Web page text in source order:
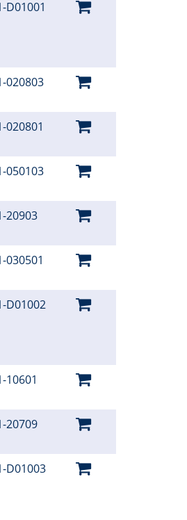
D01001
020803
020801
050103
20903
030501
D01002
10601
20709
D01003